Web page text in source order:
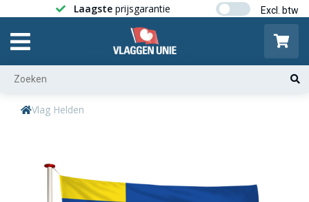
Laagste prijsgarantie Gratis
Vlag Helden